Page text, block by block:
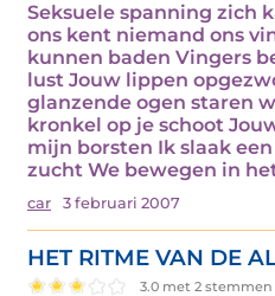
Seksuele spanning zich
ons kent niemand ons
kunnen baden Vingers
lust Jouw lippen
glanzende ogen staren
kronkel op je schoot
mijn borsten Ik slaak
zucht We bewegen in
car 3 februari 2007
HET RITME VAN DE
3.0 met 2 stemmen